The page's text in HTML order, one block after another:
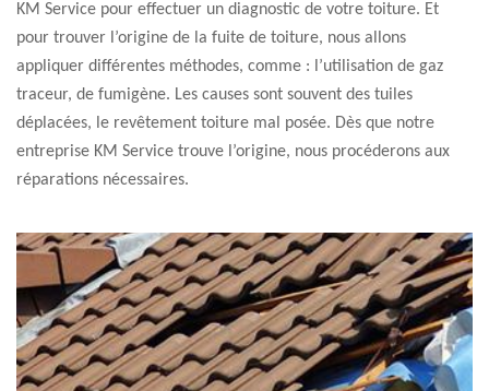
KM Service pour effectuer un diagnostic de votre toiture. Et
pour trouver l’origine de la fuite de toiture, nous allons
appliquer différentes méthodes, comme : l’utilisation de gaz
traceur, de fumigène. Les causes sont souvent des tuiles
déplacées, le revêtement toiture mal posée. Dès que notre
entreprise KM Service trouve l’origine, nous procéderons aux
réparations nécessaires.